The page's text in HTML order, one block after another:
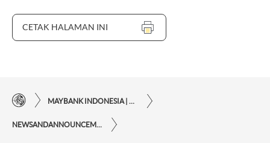
CETAK HALAMAN INI
MAYBANK INDONESIA | KEMUDAHAN TRANSAKSI FINANSIAL DI UJUNG JARI ANDA
NEWSANDANNOUNCEMENTS